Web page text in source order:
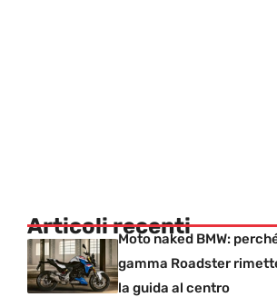
Articoli recenti
Moto naked BMW:
gamma Roadster
la guida al centro